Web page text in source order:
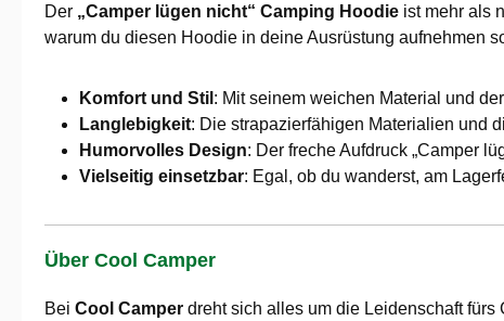
Der „Camper lügen nicht“ Camping Hoodie ist mehr als
warum du diesen Hoodie in deine Ausrüstung aufnehmen
Komfort und Stil : Mit seinem weichen Material und
Langlebigkeit: Die strapazierfähigen Materialien und
Humorvolles Design: Der freche Aufdruck „Camper
Vielseitig einsetzbar: Egal, ob du wanderst, am
Über Cool Camper
Bei Cool Camper dreht sich alles um die Leidenschaft fürs